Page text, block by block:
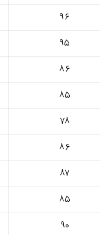
۹۶
۹۵
۸۶
۸۵
۷۸
۸۶
۸۷
۸۵
۹۰